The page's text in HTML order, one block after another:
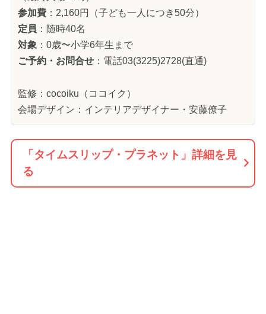
参加費：2,160円（子ども一人につき50分）
定員 ：随時40名
対象 ：0歳〜小学6年生まで
ご予約・お問合せ：電話03(3225)2728(直通)
監修：cocoiku（ココイク）
会場デザイン：インテリアデザイナー・安藤僚子
「タイムスリップ・プラネット」詳細を見
る